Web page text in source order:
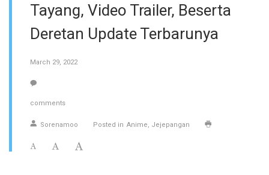
Tayang, Video Trailer, Beserta
Deretan Update Terbarunya
March 29, 2022
comments
Sorenamoo Posted in Anime Jejepangan